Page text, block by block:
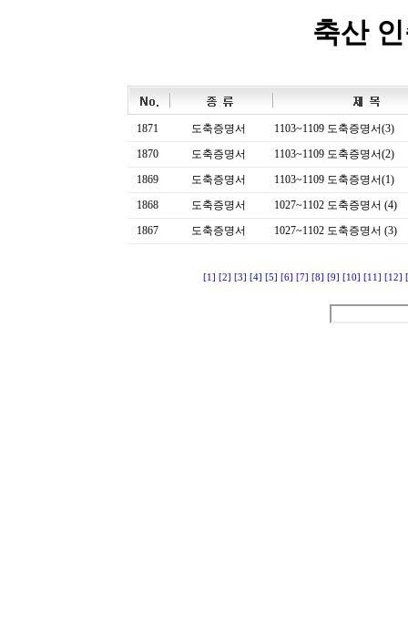
축산
1871 도축증명서
1103~1109 도축증명서(3)
1870
도축증명서
1103~1109 도축증명서(2)
1869
도축증명서
1103~1109 도축증명서(1)
1868
도축증명서
1027~1102 도축증명서 (4)
1867
도축증명서 1027~1102 도축증명서 (3)
[1] [2] [3] [4] [5] [6] [7] [8] [9] [10] [11] [12]